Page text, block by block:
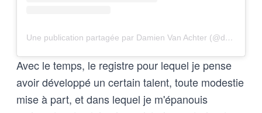
Une publication partagée par Damien Van Achter (@davanac)
Avec le temps, le registre pour lequel je pense
avoir développé un certain talent, toute modestie
mise à part, et dans lequel je m'épanouis